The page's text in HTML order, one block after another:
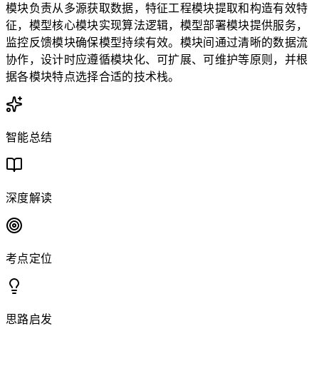
模块负责从多源获取数据，特征工程模块提取和构造有效特
征，模型核心模块实现算法逻辑，模型部署模块提供服务，
监控反馈模块确保模型持续有效。模块间通过清晰的数据流
协作，设计时应遵循模块化、可扩展、可维护等原则，并根
据各模块特点选择合适的技术栈。
智能总结
深度解读
考点定位
思路启发